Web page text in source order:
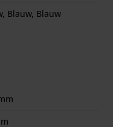
Blauw, Blauw